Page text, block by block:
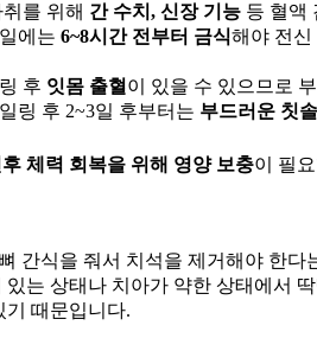
를 위해 간 수치, 신장 기능 등 혈액
에는 6~8시간 전부터 금식해야 전신
후 잇몸 출혈 이 있을 수 있으므로
링 후 2~3일 후부터는 부드러운 칫
체력 회복을 위해 영양 보충이 필
간식을 줘서 치석을 제거해야 한
는 상태나 치아가 약한 상태에서
기 때문입니다.